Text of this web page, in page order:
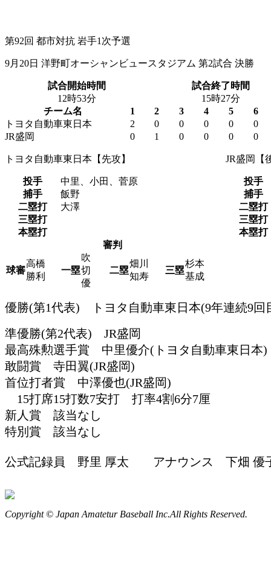
第92回 都市対抗 岩手1次予選
9月20日 洋野町オーシャンビュースタジアム 第2試合 決勝
試合開始時間
試合終了時間
12時53分
15時27分
チーム名
1 2 3 4 5
6
トヨタ自動車東日本
2 0 0 0 0
0
JR盛岡
0 1 0 0 0 0
トヨタ自動車東日本【先攻】
投手
中里、小田、菅原
捕手
飯野
二塁打
大澤
三塁打
本塁打
JR盛岡【
投手
捕手
二塁打
三塁打
本塁打
審判
球審
高橋
勝利
一塁
吹
切
優
二塁
畑川
知寿
三塁
杉本
基成
優勝(第1代表) トヨタ自動車東日本(9年連続9回
準優勝(第2代表) JR盛岡
最高殊勲選手賞 中里優介(トヨタ自動車東日本)
敢闘賞 寺田翼(JR盛岡)
首位打者賞 中澤優也(JR盛岡)
15打席15打数7安打 打率4割6分7厘
新人賞 該当なし
特別賞 該当なし
公式記録員 野里 厚太 アナウンス 下畑 優
Copyright © Japan Amatetur Baseball Inc.All Rights Reserved.